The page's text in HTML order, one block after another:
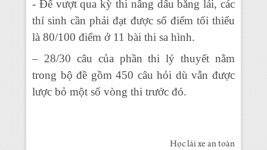
- Để vượt qua kỳ thi nâng dấu bằng lái, các
thí sinh cần phải đạt được số điểm tối thiểu
là 80/100 điểm ở 11 bài thi sa hình.
– 28/30 câu của phần thi lý thuyết nằm
trong bộ đề gồm 450 câu hỏi dù vẫn được
lược bỏ một số vòng thi trước đó.
Học lái xe an toàn